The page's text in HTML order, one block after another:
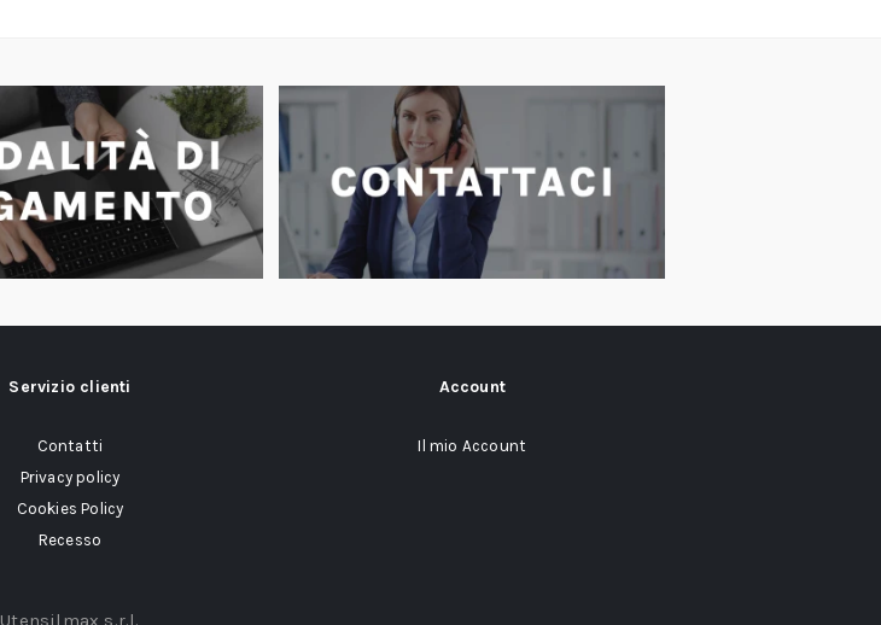
Servizio clienti
Contatti
Privacy policy
Cookies Policy
Recesso
Account
Il mio Account
Utensilmax s.r.l.